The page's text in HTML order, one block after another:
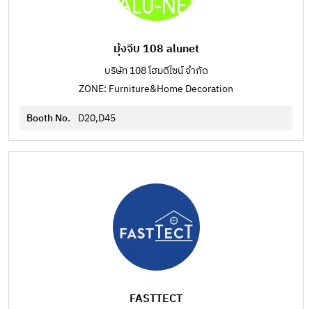
มุ้งจีบ 108 alunet
บริษัท 108 โฮมดีไซน์ จำกัด
ZONE: Furniture&Home Decoration
Booth No. D20,D45
FASTTECT